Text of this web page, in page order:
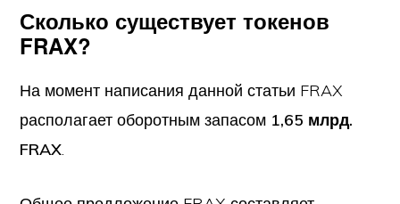
Сколько существует токенов
FRAX?
На момент написания данной статьи FRAX
располагает оборотным запасом 1,65 млрд.
FRAX.